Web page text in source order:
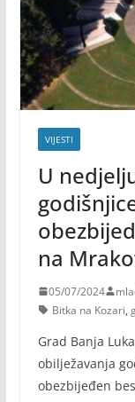
VIJESTI
U
na
05/07/2024
Bitka na Kozari,
Grad Banja
obilježavanja
obezbijeđen